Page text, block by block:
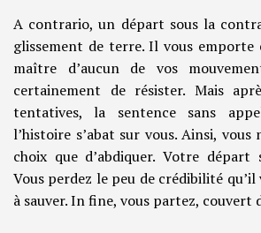
A contrario, un départ sous la
glissement de terre. Il vous emporte
maître d’aucun de vos
certainement de résister. Mais
tentatives, la sentence sans
l’histoire s’abat sur vous. Ainsi, vous
choix que d’abdiquer. Votre départ
Vous perdez le peu de crédibilité
à sauver. In fine, vous partez, couvert